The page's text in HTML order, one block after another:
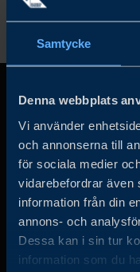
Samtycke
Denna webbplats
Vi använder
och annonserna till
för sociala medier
vidarebefordrar även
information från din
annons- och
Dessa kan i sin tur
information som du
Business Sweden
det privata
öka sin globala